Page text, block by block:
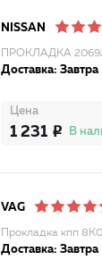
NISSAN
ПРОКЛАДКА
Доставка: Завтра
Цена
1 231 В
VAG
Пpокладка кпп
Доставка: Завтра